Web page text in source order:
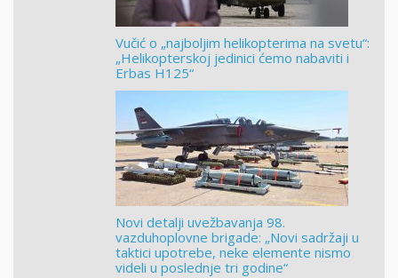
Vučić o „najboljim helikopterima na svetu“:
„Helikopterskoj jedinici ćemo nabaviti i
Erbas H125“
Novi detalji uvežbavanja 98.
vazduhoplovne brigade: „Novi sadržaji u
taktici upotrebe, neke elemente nismo
videli u poslednje tri godine“